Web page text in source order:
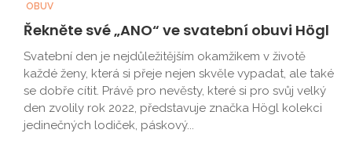
OBUV
Řekněte své „ANO“ ve svatební obuvi Högl
Svatební den je nejdůležitějším okamžikem v životě
každé ženy, která si přeje nejen skvěle vypadat, ale také
se dobře cítit. Právě pro nevěsty, které si pro svůj velký
den zvolily rok 2022, představuje značka Högl kolekci
jedinečných lodiček, páskový...